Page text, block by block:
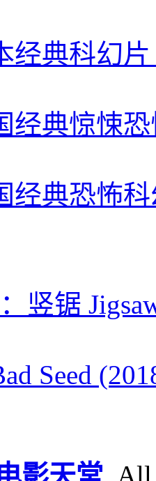
经典科幻
经典惊悚
经典恐怖
竖锯
Seed
影天堂 .